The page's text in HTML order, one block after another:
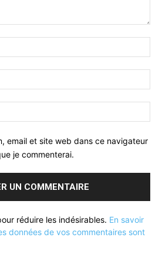
email et site web dans ce navigateur
je commenterai.
réduire les indésirables. En savoir
données de vos commentaires sont